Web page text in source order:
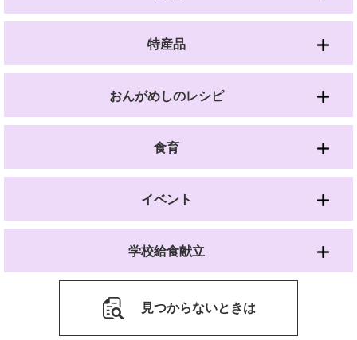
特産品
おんがめしのレシピ
食育
イベント
学校給食献立
見つからないときは